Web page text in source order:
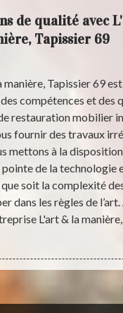
de qualité avec
Tapissier 69
Tapissier 69
compétences et
restauration mobilier
fournir des travaux
mettons à la
de la technologie
soit la complexité
dans les règles de l’art.
L'art & la